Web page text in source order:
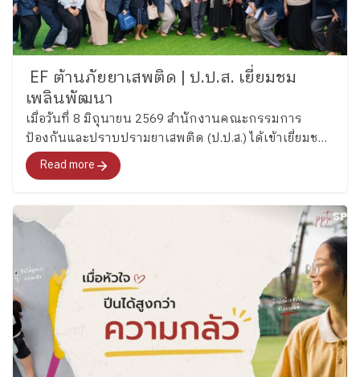
EF ต้านภัยยาเสพติด | ป.ป.ส. เยี่ยมชม
เพลินพัฒนา
เมื่อวันที่ 8 มิถุนายน 2569 สำนักงานคณะกรรมการ
ป้องกันและปราบปรามยาเสพติด (ป.ป.ส.) ได้เข้าเยี่ยมชม
และศึกษากระบวนการพัฒนาทักษะสมองเพื่อการจัดการ
ชีวิต (Executive Functions : EF) ของโรงเรียนเพลิน
Read more